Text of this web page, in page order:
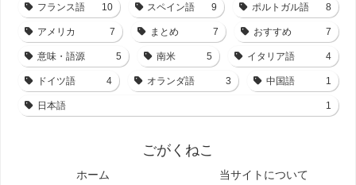
フランス語 10 スペイン語 9 ポルトガル語 8
アメリカ 7 まとめ 7 おすすめ 7
意味・語源 5 南米 5 イタリア語 4
ドイツ語 4 オランダ語 3 中国語 1
日本語 1
ごがくねこ
ホーム 当サイトについて